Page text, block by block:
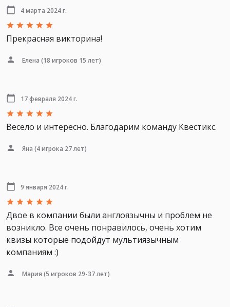
4 марта 2024 г.
Прекрасная викторина!
Елена (18 игроков 15 лет)
17 февраля 2024 г.
Весело и интересно. Благодарим команду Квестикс.
Яна (4 игрока 27 лет)
9 января 2024 г.
Двое в компании были англоязычны и проблем не
возникло. Все очень понравилось, очень хотим
квизы которые подойдут мультиязычным
компаниям :)
Мария (5 игроков 29-37 лет)